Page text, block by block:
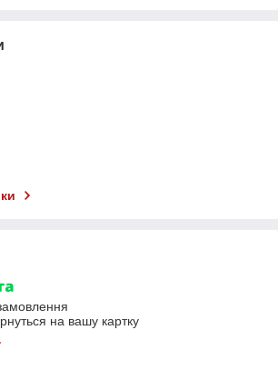
на вашу картку